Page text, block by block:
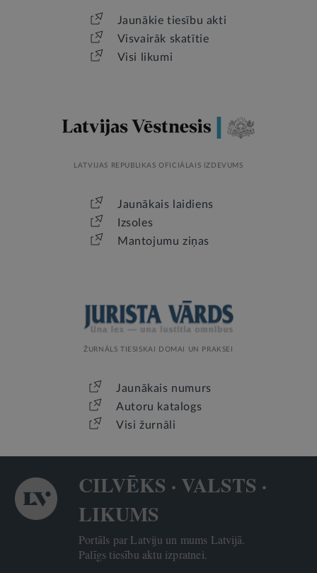
Jaunākie tiesību akti
Visvairāk skatītie
Visi likumi
LATVIJAS REPUBLIKAS OFICIĀLAIS IZDEVUMS
Jaunākais laidiens
Izsoles
Mantojumu ziņas
ŽURNĀLS TIESISKAI DOMAI UN PRAKSEI
Jaunākais numurs
Autoru katalogs
Visi žurnāli
CILVĒKS · VALSTS ·
LIKUMS
Portāls par Latviju un mums Latvijā.
Palīgs tiesību aktu izpratnei.